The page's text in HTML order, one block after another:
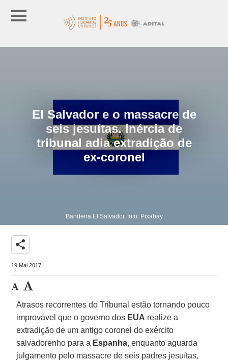
El Salvador e o massacre de
seis jesuítas. Inércia de
tribunal adia extradição de
ex-coronel
Bandeira El Salvador, foto: Pixabay
share
19 Mai 2017
Atrasos recorrentes do Tribunal estão tornando pouco
improvável que o governo dos EUA realize a
extradição de um antigo coronel do exército
salvadorenho para a Espanha, enquanto aguarda
julgamento pelo massacre de seis padres jesuítas,